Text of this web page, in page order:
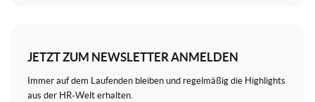
JETZT ZUM NEWSLETTER ANMELDEN
Immer auf dem Laufenden bleiben und regelmäßig die Highlights
aus der HR-Welt erhalten.